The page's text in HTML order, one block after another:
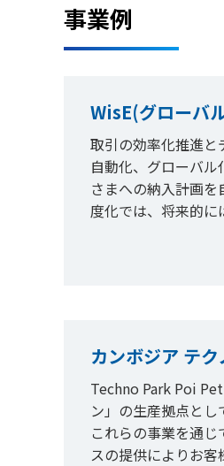
事業例
WisE(グローバ
取引の効率化推進と
自動化、グローバ
さまへの納入計画
度化では、将来的に
カンボジア テ
Techno Park Poi
ン」の生産拠点と
これらの事業を通
スの提供によりお客